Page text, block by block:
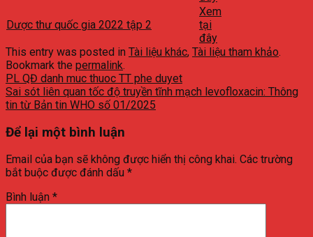
Dược thư quốc gia 2022 tập 2
Xem
tại
đây
This entry was posted in Tài liệu khác, Tài liệu tham khảo.
Bookmark the permalink.
PL QĐ danh muc thuoc TT phe duyet
Sai sót liên quan tốc độ truyền tĩnh mạch levofloxacin: Thông
tin từ Bản tin WHO số 01/2025
Để lại một bình luận
Email của bạn sẽ không được hiển thị công khai. Các trường
bắt buộc được đánh dấu *
Bình luận *